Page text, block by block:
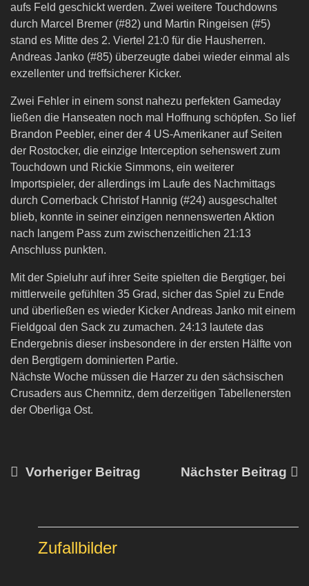
aufs Feld geschickt werden. Zwei weitere Touchdowns
durch Marcel Bremer (#82) und Martin Ringeisen (#5)
stand es Mitte des 2. Viertel 21:0 für die Hausherren.
Andreas Janko (#85) überzeugte dabei wieder einmal als
exzellenter und treffsicherer Kicker.
Zwei Fehler in einem sonst nahezu perfekten Gameday
ließen die Hanseaten noch mal Hoffnung schöpfen. So lief
Brandon Peebler, einer der 4 US-Amerikaner auf Seiten
der Rostocker, die einzige Interception sehenswert zum
Touchdown und Rickie Simmons, ein weiterer
Importspieler, der allerdings im Laufe des Nachmittags
durch Cornerback Christof Hannig (#24) ausgeschaltet
blieb, konnte in seiner einzigen nennenswerten Aktion
nach langem Pass zum zwischenzeitlichen 21:13
Anschluss punkten.
Mit der Spieluhr auf ihrer Seite spielten die Bergtiger, bei
mittlerweile gefühlten 35 Grad, sicher das Spiel zu Ende
und überließen es wieder Kicker Andreas Janko mit einem
Fieldgoal den Sack zu zumachen. 24:13 lautete das
Endergebnis dieser insbesondere in der ersten Hälfte von
den Bergtigern dominierten Partie.
Nächste Woche müssen die Harzer zu den sächsischen
Crusaders aus Chemnitz, dem derzeitigen Tabellenersten
der Oberliga Ost.
Vorheriger Beitrag Nächster Beitrag
Zufallbilder